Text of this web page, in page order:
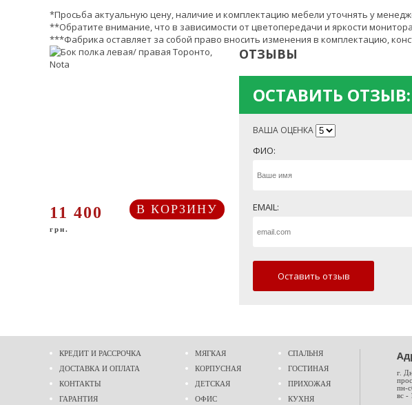
*Просьба актуальную цену, наличие и комплектацию мебели уточнять у
**Обратите внимание, что в зависимости от цветопередачи и яркости
***Фабрика оставляет за собой право вносить изменения в комплектацию,
11 400
грн.
В КОРЗИНУ
ОТЗЫВЫ
ОСТАВИТЬ ОТЗЫВ:
ВАША ОЦЕНКА
ФИО:
EMAIL:
Оставить отзыв
КРЕДИТ И РАССРОЧКА
ДОСТАВКА И ОПЛАТА
КОНТАКТЫ
ГАРАНТИЯ
МЯГКАЯ
КОРПУСНАЯ
ДЕТСКАЯ
ОФИС
СПАЛЬНЯ
ГОСТИНАЯ
ПРИХОЖАЯ
КУХНЯ
г.
пн-
вс -